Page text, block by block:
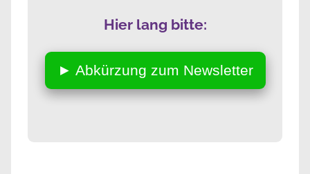
Hier lang bitte:
► Abkürzung zum Newsletter